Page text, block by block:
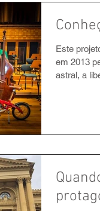
Este
em 2013
astral, a